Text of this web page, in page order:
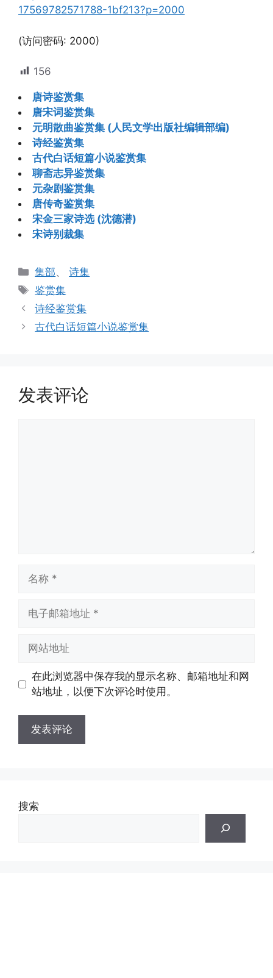
17569782571788-1bf213?p=2000
(访问密码: 2000)
156
唐诗鉴赏集
唐宋词鉴赏集
元明散曲鉴赏集 (人民文学出版社编辑部编)
诗经鉴赏集
古代白话短篇小说鉴赏集
聊斋志异鉴赏集
元杂剧鉴赏集
唐传奇鉴赏集
宋金三家诗选 (沈德潜)
宋诗别裁集
分
类
集部、诗集
标
签
鉴赏集
诗经鉴赏集
古代白话短篇小说鉴赏集
发表评论
址
址
在此浏览器中保存我的显示名称、邮箱地址和网
站地址，以便下次评论时使用。
搜索